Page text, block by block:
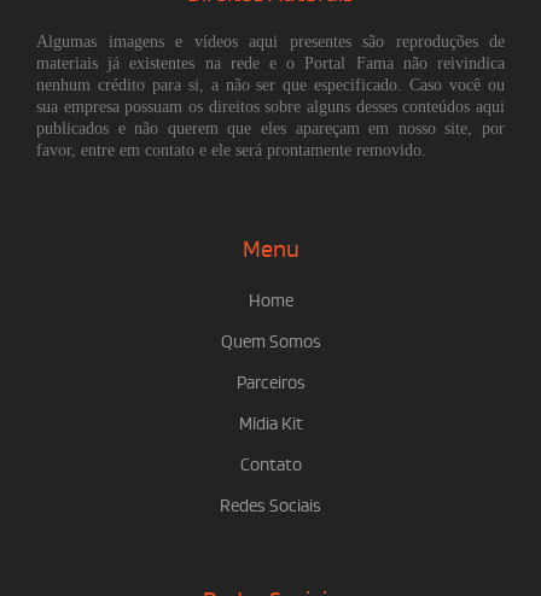
Algumas imagens e vídeos aqui presentes são reproduções de
materiais já existentes na rede e o Portal Fama não reivindica
nenhum crédito para si, a não ser que especificado. Caso você ou
sua empresa possuam os direitos sobre alguns desses conteúdos aqui
publicados e não querem que eles apareçam em nosso site, por
favor, entre em contato e ele será prontamente removido.
Menu
Home
Quem Somos
Parceiros
Mídia Kit
Contato
Redes Sociais